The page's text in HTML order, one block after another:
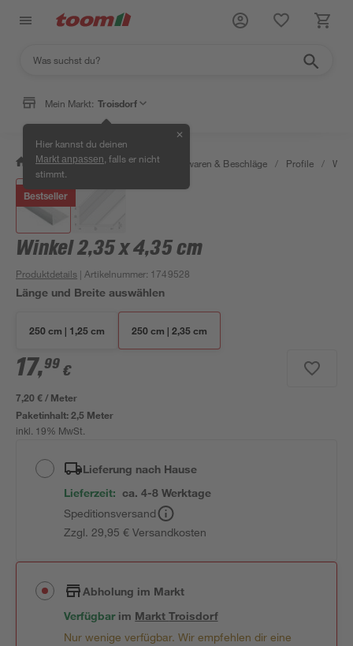
Mein Markt: Troisdorf
Hier kannst du deinen
Markt anpassen , falls er nicht
stimmt.
✕
/ Werkstatt & Maschinen / Eisenwaren & Beschläge / Profile /
Bestseller
Winkel 2,35 x 4,35 cm
Produktdetails | Artikelnummer: 1749528
Länge und Breite auswählen
250 cm | 1,25 cm 250 cm | 2,35 cm
17,99 €
7,20 € / Meter
Paketinhalt:2,5 Meter
inkl. 19% MwSt.
Lieferung nach Hause
Lieferzeit: ca. 4-8 Werktage
Speditionsversand
Zzgl. 29,95 € Versandkosten
Abholung im Markt
Verfügbar im MarktTroisdorf
Nur wenige verfügbar. Wir empfehlen dir eine